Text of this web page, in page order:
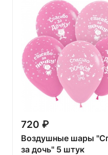
720 ₽
Воздушные шары
за дочь" 5 штук